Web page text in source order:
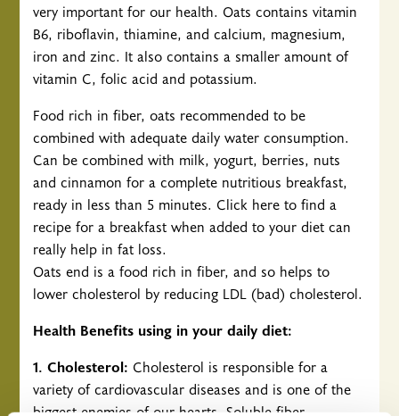
very important for our health. Oats contains vitamin
B6, riboflavin, thiamine, and calcium, magnesium,
iron and zinc. It also contains a smaller amount of
vitamin C, folic acid and potassium.
Food rich in fiber, oats recommended to be
combined with adequate daily water consumption.
Can be combined with milk, yogurt, berries, nuts
and cinnamon for a complete nutritious breakfast,
ready in less than 5 minutes. Click here to find a
recipe for a breakfast when added to your diet can
really help in fat loss.
Oats end is a food rich in fiber, and so helps to
lower cholesterol by reducing LDL (bad) cholesterol.
Health Benefits using in your daily diet:
1. Cholesterol: Cholesterol is responsible for a
variety of cardiovascular diseases and is one of the
biggest enemies of our hearts. Soluble fiber